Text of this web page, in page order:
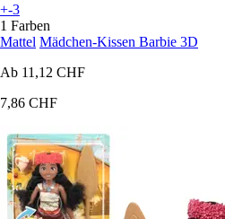
+-3
1 Farben
Mattel Mädchen-Kissen Barbie 3D
Ab 11,12 CHF
7,86 CHF